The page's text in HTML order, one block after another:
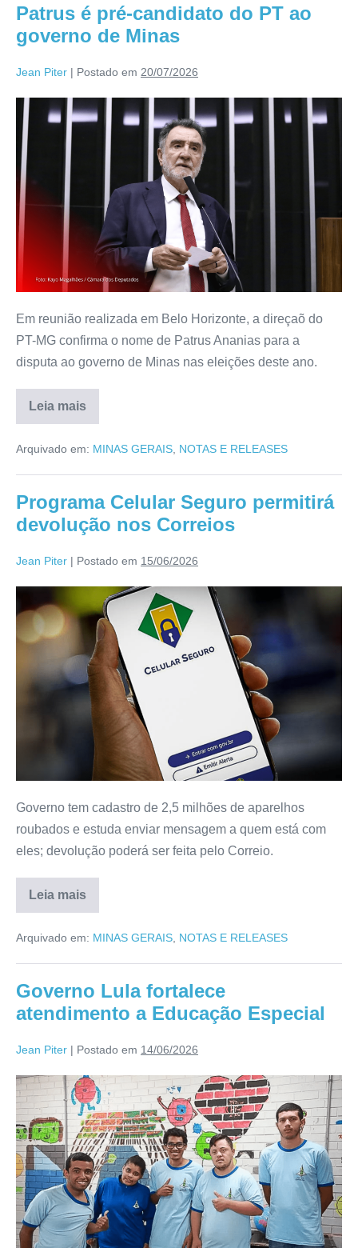
Patrus é pré-candidato do PT ao
governo de Minas
Jean Piter | Postado em 20/07/2026
Em reunião realizada em Belo Horizonte, a direçaõ do
PT-MG confirma o nome de Patrus Ananias para a
disputa ao governo de Minas nas eleições deste ano.
Leia mais
Arquivado em: MINAS GERAIS NOTAS E RELEASES
Programa Celular Seguro permitirá
devolução nos Correios
Jean Piter | Postado em 15/06/2026
Governo tem cadastro de 2,5 milhões de aparelhos
roubados e estuda enviar mensagem a quem está com
eles; devolução poderá ser feita pelo Correio.
Leia mais
Arquivado em: MINAS GERAIS NOTAS E RELEASES
Governo Lula fortalece
atendimento a Educação Especial
Jean Piter | Postado em 14/06/2026